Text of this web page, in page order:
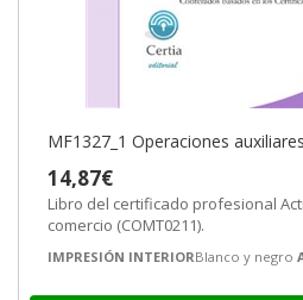
MF1327_1 Operaciones
14,87€
Libro del certificado profesional
comercio (COMT0211).
IMPRESIÓN INTERIORBlanco y negro